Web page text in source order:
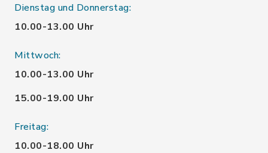
Dienstag und Donnerstag:
10.00-13.00 Uhr
Mittwoch:
10.00-13.00 Uhr
15.00-19.00 Uhr
Freitag:
10.00-18.00 Uhr